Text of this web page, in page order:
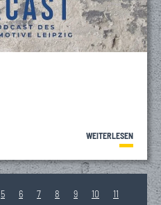
WEITERLESEN
5 6 7 8 9 10 11